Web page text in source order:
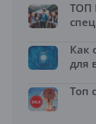
ТОП
Как
для
Топ